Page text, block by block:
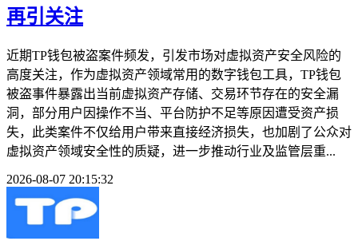
再引关注
近期TP钱包被盗案件频发，引发市场对虚拟资产安全风险的
高度关注，作为虚拟资产领域常用的数字钱包工具，TP钱包
被盗事件暴露出当前虚拟资产存储、交易环节存在的安全漏
洞，部分用户因操作不当、平台防护不足等原因遭受资产损
失，此类案件不仅给用户带来直接经济损失，也加剧了公众对
虚拟资产领域安全性的质疑，进一步推动行业及监管层重...
2026-08-07 20:15:32